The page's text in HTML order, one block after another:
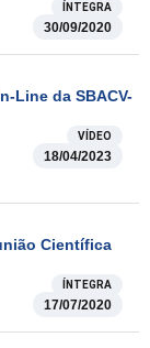
ÍNTEGRA
30/09/2020
Line da SBACV-
VÍDEO
18/04/2023
Científica
ÍNTEGRA
17/07/2020